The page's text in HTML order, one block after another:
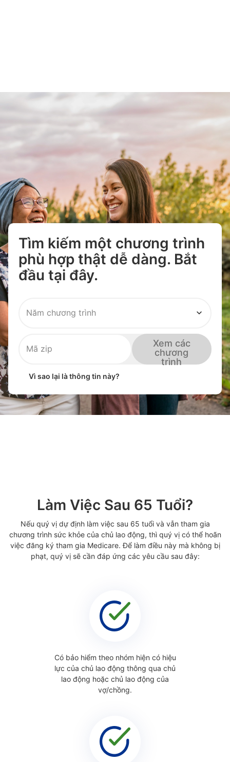
Tìm kiếm một chương trình
phù hợp thật dễ dàng. Bắt
đầu tại đây.
Năm chương trình
Mã zip
Xem các
chương
trình
Vì sao lại là thông tin này?
Làm Việc Sau 65 Tuổi?
Nếu quý vị dự định làm việc sau 65 tuổi và vẫn tham gia
chương trình sức khỏe của chủ lao động, thì quý vị có thể hoãn
việc đăng ký tham gia Medicare. Để làm điều này mà không bị
phạt, quý vị sẽ cần đáp ứng các yêu cầu sau đây:
Có bảo hiểm theo nhóm hiện có hiệu
lực của chủ lao động thông qua chủ
lao động hoặc chủ lao động của
vợ/chồng.